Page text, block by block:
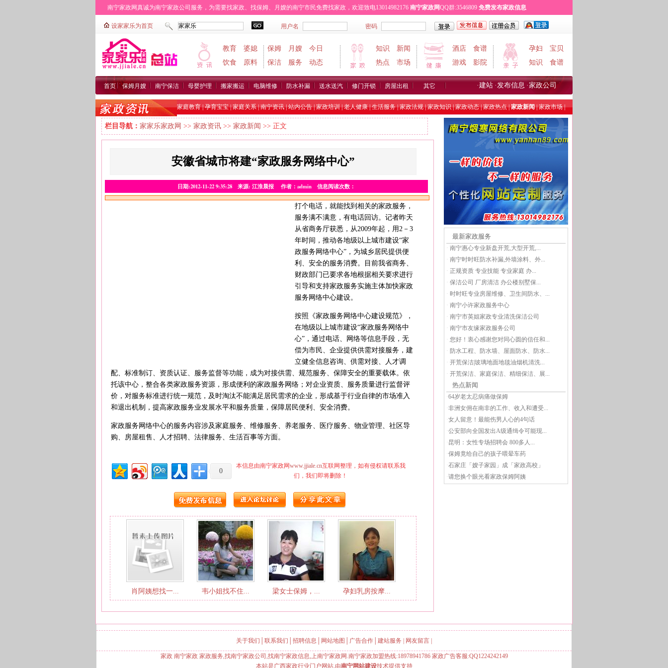
南宁家政网真诚为南宁家政公司服务，为需要找家政、找保姆、月嫂的南宁市民免费找家政，欢迎致电13014982176 南宁家政网QQ群:3546809 免费发布家政信息
兴宁区 良庆区
教育
婆媳
饮食
原料
保姆 月嫂
今日
保洁
服务 动态
知识
新闻
热点
市场
酒店
食谱
游戏
影院
孕妇
宝贝
知识
食谱
首页 保姆月嫂 南宁保洁 母婴护理 搬家搬运 电脑维修 防水补漏 送水送汽 修门开锁 房屋出租 其它 ·建站 ·发布信息 ·家政公司
家庭教育|孕育宝宝|家庭关系|南宁资讯|站内公告|家政培训|老人健康|生活服务|家政法规|家政知识|家政动态|家政热点|家政新闻|家政市场|
栏目导航： 家家乐家政网 >> 家政资讯 >> 家政新闻 >> 正文
安徽省城市将建“家政服务网络中心”
日期:2012-11-22 9:35:28 来源: 江淮晨报 作者：admin 信息阅读次数：
打个电话，就能找到相关的家政服务，
服务满不满意，有电话回访。记者昨天
从省商务厅获悉，从2009年起，用2－3
年时间，推动各地级以上城市建设“家
政服务网络中心”，为城乡居民提供便
利、安全的服务消费。目前我省商务、
财政部门已要求各地根据相关要求进行
引导和支持家政服务实施主体加快家政
服务网络中心建设。
按照《家政服务网络中心建设规范》，
在地级以上城市建设“家政服务网络中
心”，通过电话、网络等信息手段，无
偿为市民、企业提供供需对接服务，建
立健全信息咨询、供需对接、人才调
配、标准制订、资质认证、服务监督等功能，成为对接供需、规范服务、保障安全的重要载体。依
托该中心，整合各类家政服务资源，形成便利的家政服务网络；对企业资质、服务质量进行监督评
价，对服务标准进行统一规范，及时淘汰不能满足居民需求的企业，形成基于行业自律的市场准入
和退出机制，提高家政服务业发展水平和服务质量，保障居民便利、安全消费。
家政服务网络中心的服务内容涉及家庭服务、维修服务、养老服务、医疗服务、物业管理、社区导
购、房屋租售、人才招聘、法律服务、生活百事等方面。
0
本信息由南宁家政网www.jjiale.cn互联网整理，如有侵权请联系我
们，我们即将删除！
肖阿姨想找一... 韦小姐找不住... 梁女士保姆，... 孕妇乳房按摩...
最新家政服务
· 南宁惠心专业新盘开荒,大型开荒,...
· 南宁时时旺防水补漏,外墙涂料、外...
· 正规资质 专业技能 专业家庭 办...
· 保洁公司 厂房清洁 办公楼别墅保...
· 时时旺专业房屋维修、卫生间防水、...
· 南宁小许家政服务中心
· 南宁市英姐家政专业清洗保洁公司
· 南宁市友缘家政服务公司
· 您好！衷心感谢您对同心圆的信任和...
· 防水工程、防水墙、屋面防水、防水...
· 开荒保洁|玻璃地面地毯油烟机清洗...
· 开荒保洁、家庭保洁、精细保洁、展...
热点新闻
·64岁老太忍病痛做保姆
·非洲女佣在南非的工作、收入和遭受...
·女人留意！最能伤男人心的4句话
·公安部向全国发出A级通缉令可能现...
·昆明：女性专场招聘会 800多人...
·保姆竟给自己的孩子喂晕车药
·石家庄「嫂子家园」成「家政高校」
·请您换个眼光看家政保姆阿姨
关于我们 联系我们 招聘信息 网站地图 广告合作 建站服务 网友留言
家政 南宁家政 家政服务,找南宁家政公司,找南宁家政信息,上南宁家政网.南宁家政加盟热线:18978941786 家政广告客服:QQ1224242149
本站是广西家政行业门户网站,由南宁网站建设技术提供支持